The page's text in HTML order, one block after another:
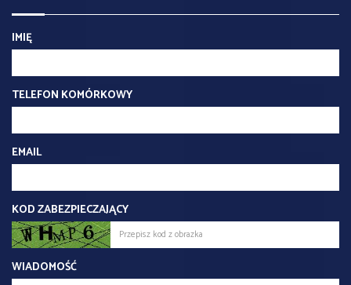
IMIĘ
TELEFON KOMÓRKOWY
EMAIL
KOD ZABEZPIECZAJĄCY
WIADOMOŚĆ